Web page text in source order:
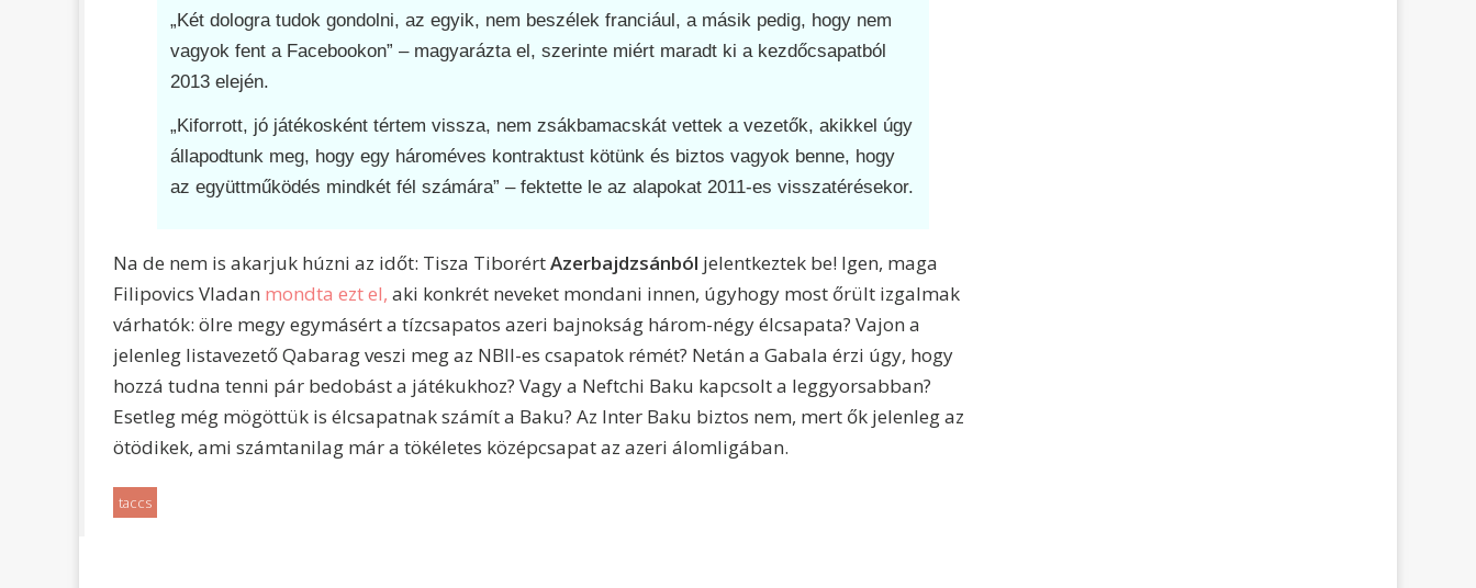
„Két dologra tudok gondolni, az egyik, nem beszélek franciául, a másik pedig, hogy nem
vagyok fent a Facebookon” – magyarázta el, szerinte miért maradt ki a kezdőcsapatból
2013 elején.
„Kiforrott, jó játékosként tértem vissza, nem zsákbamacskát vettek a vezetők, akikkel úgy
állapodtunk meg, hogy egy hároméves kontraktust kötünk és biztos vagyok benne, hogy
az együttműködés mindkét fél számára” – fektette le az alapokat2011-es visszatérésekor.
Na de nem is akarjuk húzni az időt: Tisza TiborértAzerbajdzsánból jelentkeztek be! Igen, maga
Filipovics Vladan mondta ezt el, aki konkrét neveket mondani innen, úgyhogy most őrült izgalmak
várhatók: ölre megy egymásért a tízcsapatos azeri bajnokság három-négy élcsapata? Vajon a
jelenleg listavezető Qabarag veszi meg az NBII-es csapatok rémét? Netán a Gabala érzi úgy, hogy
hozzá tudna tenni pár bedobást a játékukhoz? Vagy a Neftchi Baku kapcsolt a leggyorsabban?
Esetleg még mögöttük is élcsapatnak számít a Baku? Az Inter Baku biztos nem, mert ők jelenleg az
ötödikek, ami számtanilag már a tökéletes középcsapat az azeri álomligában.
taccs